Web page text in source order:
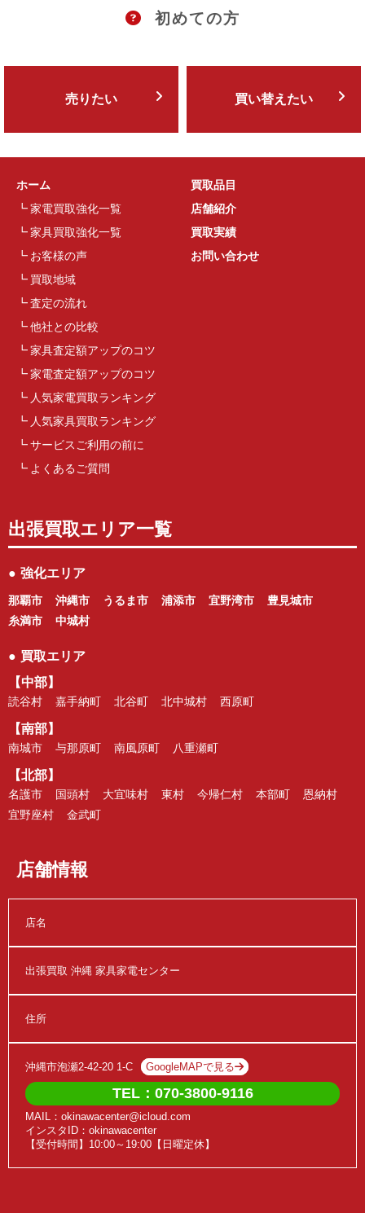
初めての方
売りたい 買い替えたい
ホーム
家電買取強化一覧
家具買取強化一覧
お客様の声
買取地域
査定の流れ
他社との比較
家具査定額アップのコツ
家電査定額アップのコツ
人気家電買取ランキング
人気家具買取ランキング
サービスご利用の前に
よくあるご質問
買取品目
店舗紹介
買取実績
お問い合わせ
出張買取エリア一覧
● 強化エリア
那覇市 沖縄市 うるま市 浦添市 宜野湾市
豊見城市
糸満市
中城村
● 買取エリア
【中部】
読谷村 嘉手納町 北谷町 北中城村 西原町
【南部】
南城市 与那原町 南風原町 八重瀬町
【北部】
名護市 国頭村 大宜味村 東村 今帰仁村 本部町
恩納村
宜野座村
金武町
店舗情報
店名
出張買取 沖縄 家具家電センター
住所
沖縄市泡瀬2-42-20 1-C GoogleMAPで見る
TEL：070-3800-9116
MAIL：okinawacenter@icloud.com
インスタID：okinawacenter
【受付時間】10:00～19:00【日曜定休】